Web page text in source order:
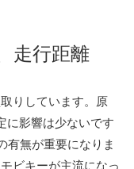
走行距離
りしています。原
に影響は少ないです
有無が重要になりま
ビキーが主流になっ